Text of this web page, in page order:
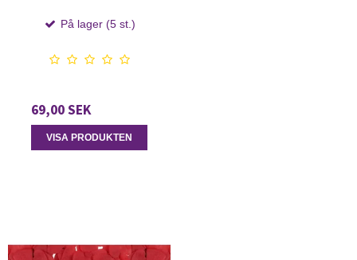
På lager (5 st.)
69,00 SEK
VISA PRODUKTEN